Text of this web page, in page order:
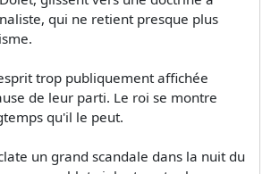
qui ne retient presque plus
trop publiquement affichée
de leur parti. Le roi se montre
qu'il le peut.
un grand scandale dans la nuit du